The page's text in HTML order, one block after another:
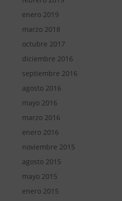
enero 2019
marzo 2018
octubre 2017
diciembre 2016
septiembre 2016
agosto 2016
mayo 2016
marzo 2016
enero 2016
noviembre 2015
agosto 2015
mayo 2015
enero 2015